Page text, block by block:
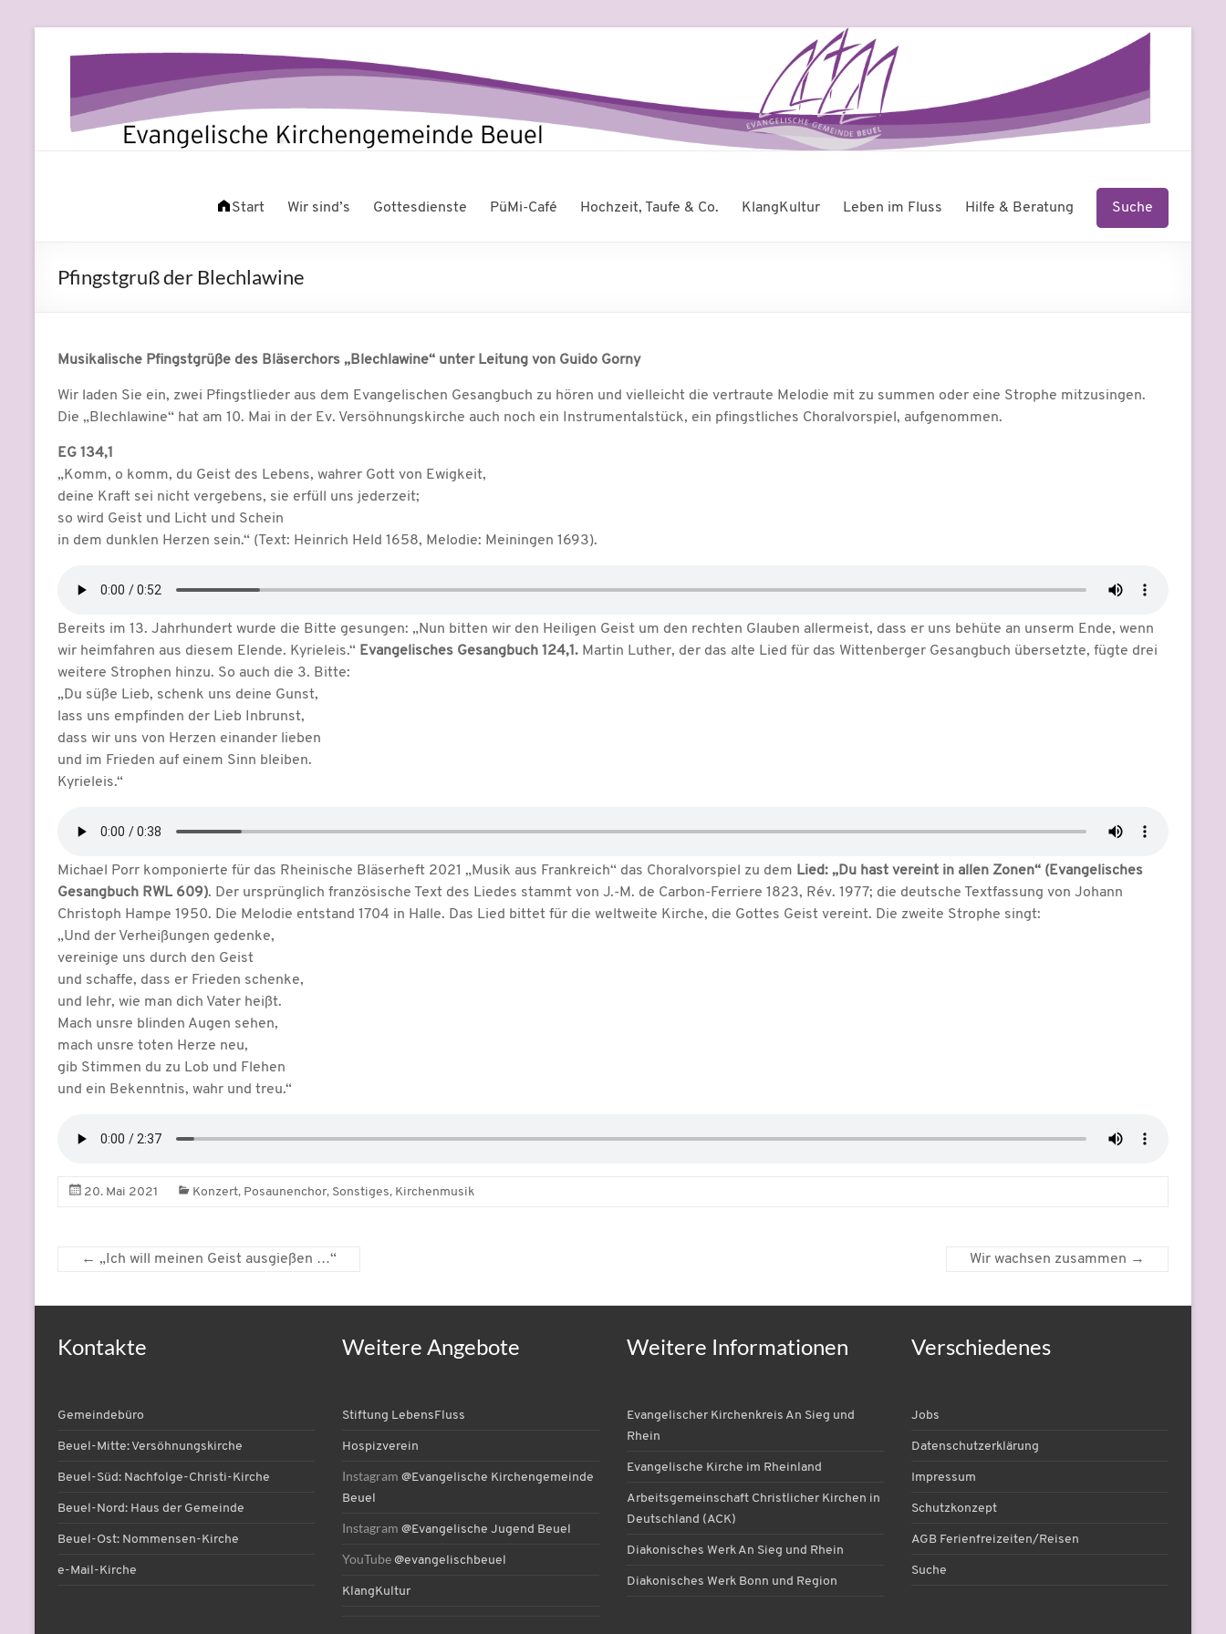
Inhalt
Evangelische
Beuel
Start Wir sind’s Gottesdienste PüMi-Café Hochzeit, Taufe & Co. KlangKultur Leben im Fluss Hilfe & Beratung Suche
Pfingstgruß der Blechlawine
Musikalische Pfingstgrüße des Bläserchors „Blechlawine“ unter Leitung von Guido Gorny
Wir laden Sie ein, zwei Pfingstlieder aus dem Evangelischen Gesangbuch zu hören und vielleicht die vertraute Melodie mit zu summen oder eine Strophe mitzusingen.
Die „Blechlawine“ hat am 10. Mai in der Ev. Versöhnungskirche auch noch ein Instrumentalstück, ein pfingstliches Choralvorspiel, aufgenommen.
EG 134,1
„Komm, o komm, du Geist des Lebens, wahrer Gott von Ewigkeit,
deine Kraft sei nicht vergebens, sie erfüll uns jederzeit;
so wird Geist und Licht und Schein
in dem dunklen Herzen sein.“ (Text: Heinrich Held 1658, Melodie: Meiningen 1693).
Bereits im 13. Jahrhundert wurde die Bitte gesungen: „Nun bitten wir den Heiligen Geist um den rechten Glauben allermeist, dass er uns behüte an unserm Ende, wenn
wir heimfahren aus diesem Elende. Kyrieleis.“ Evangelisches Gesangbuch 124,1. Martin Luther, der das alte Lied für das Wittenberger Gesangbuch übersetzte, fügte drei
weitere Strophen hinzu. So auch die 3. Bitte:
„Du süße Lieb, schenk uns deine Gunst,
lass uns empfinden der Lieb Inbrunst,
dass wir uns von Herzen einander lieben
und im Frieden auf einem Sinn bleiben.
Kyrieleis.“
Michael Porr komponierte für das Rheinische Bläserheft 2021 „Musik aus Frankreich“ das Choralvorspiel zu dem Lied: „Du hast vereint in allen Zonen“ (Evangelisches
Gesangbuch RWL 609). Der ursprünglich französische Text des Liedes stammt von J.-M. de Carbon-Ferriere 1823, Rév. 1977; die deutsche Textfassung von Johann
Christoph Hampe 1950. Die Melodie entstand 1704 in Halle. Das Lied bittet für die weltweite Kirche, die Gottes Geist vereint. Die zweite Strophe singt:
„Und der Verheißungen gedenke,
vereinige uns durch den Geist
und schaffe, dass er Frieden schenke,
und lehr, wie man dich Vater heißt.
Mach unsre blinden Augen sehen,
mach unsre toten Herze neu,
gib Stimmen du zu Lob und Flehen
und ein Bekenntnis, wahr und treu.“
20. Mai 2021 Konzert, Posaunenchor, Sonstiges, Kirchenmusik
← „Ich will meinen Geist ausgießen …“ Wir wachsen zusammen →
Kontakte
Gemeindebüro
Beuel-Mitte: Versöhnungskirche
Beuel-Süd: Nachfolge-Christi-Kirche
Beuel-Nord: Haus der Gemeinde
Beuel-Ost: Nommensen-Kirche
e-Mail-Kirche
Weitere Angebote
Stiftung LebensFluss
Hospizverein
Instagram @Evangelische Kirchengemeinde
Beuel
Instagram @Evangelische Jugend Beuel
YouTube @evangelischbeuel
KlangKultur
Weitere Informationen
Evangelischer Kirchenkreis An Sieg und
Rhein
Evangelische Kirche im Rheinland
Arbeitsgemeinschaft Christlicher Kirchen in
Deutschland (ACK)
Diakonisches Werk An Sieg und Rhein
Diakonisches Werk Bonn und Region
Verschiedenes
Jobs
Datenschutzerklärung
Impressum
Schutzkonzept
AGB Ferienfreizeiten/Reisen
Suche